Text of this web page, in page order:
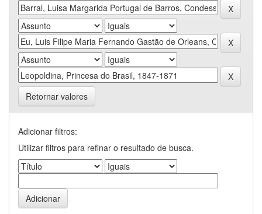
Retornar valores
Adicionar filtros:
Utilizar filtros para refinar o resultado de busca.